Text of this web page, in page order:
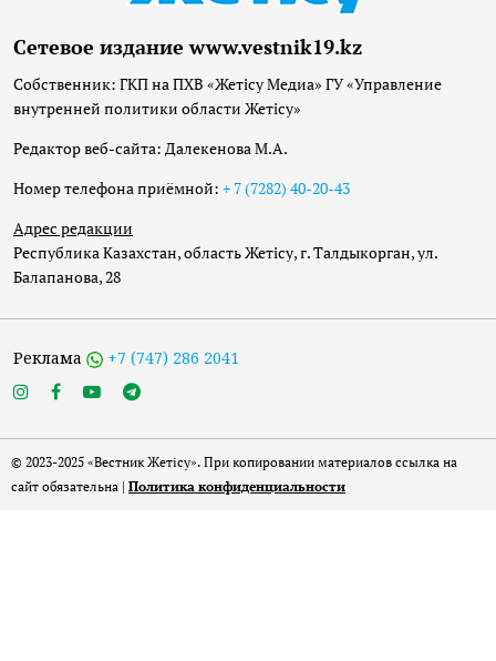
Сетевое издание www.vestnik19.kz
Собственник: ГКП на ПХВ «Жетісу Медиа» ГУ «Управление
внутренней политики области Жетісу»
Редактор веб-сайта: Далекенова М.А.
Номер телефона приёмной: + 7 (7282) 40-20-43
Адрес редакции
Республика Казахстан, область Жетісу, г. Талдыкорган, ул.
Балапанова, 28
Реклама +7 (747) 286 2041
© 2023-2025 «Вестник Жетісу». При копировании материалов ссылка на
сайт обязательна | Политика конфиденциальности